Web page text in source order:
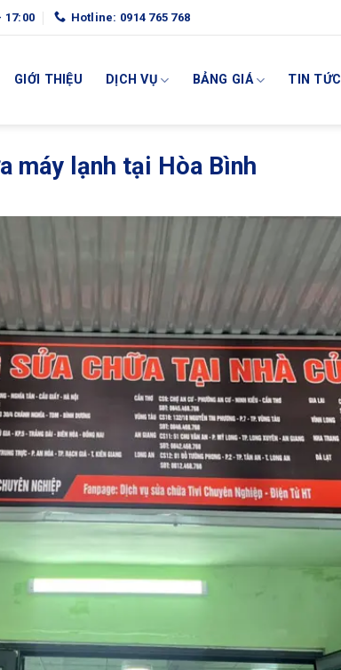
17:00 Hotline: 0914 765 768
GIỚI THIỆU DỊCH VỤ BẢNG GIÁ TIN TỨC
máy lạnh tại Hòa Bình